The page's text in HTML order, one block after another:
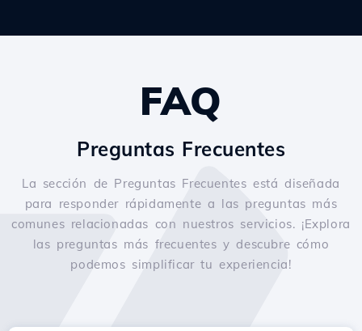
FAQ
Preguntas Frecuentes
La sección de Preguntas Frecuentes está diseñada
para responder rápidamente a las preguntas más
comunes relacionadas con nuestros servicios. ¡Explora
las preguntas más frecuentes y descubre cómo
podemos simplificar tu experiencia!